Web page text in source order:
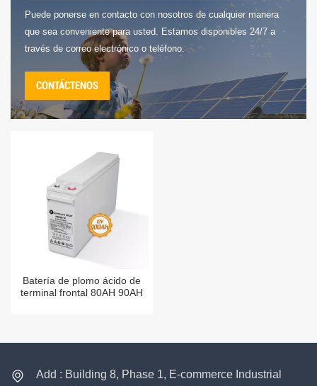
Puede ponerse en contacto con nosotros de cualquier manera
que sea conveniente para usted. Estamos disponibles 24/7 a
través de correo electrónico o teléfono.
CONTÁCTENOS
Batería de plomo ácido de
terminal frontal 80AH 90AH
Add : Building 8, Phase 1, E-commerce Industrial